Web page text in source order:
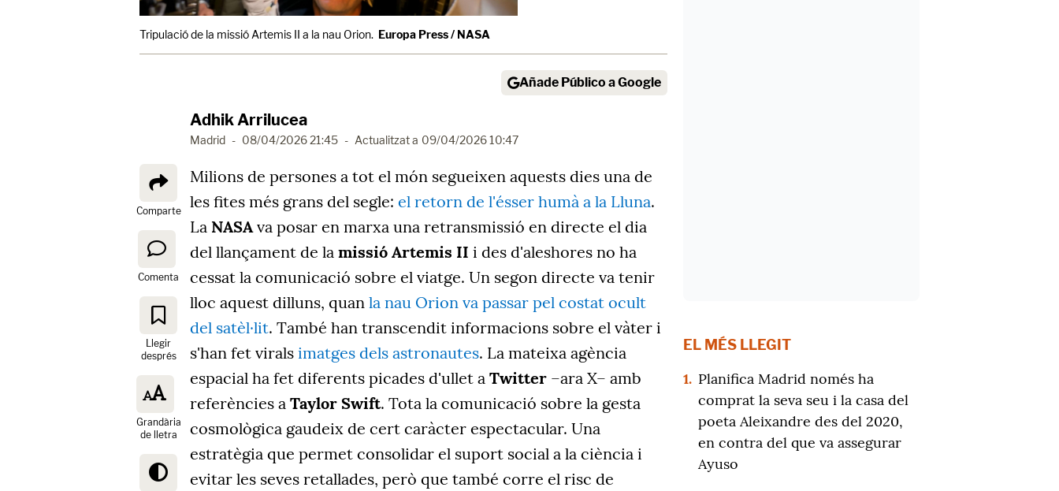
Tripulació de la missió Artemis II a la nau Orion. Europa Press / NASA
Añade Público a Google
Adhik Arrilucea
Madrid - 08/04/2026 21:45 - Actualitzat a 09/04/2026 10:47
Comparte
Comenta
Llegir
després
Grandària
de lletra
Milions de persones a tot el món segueixen aquests dies una de
les fites més grans del segle: el retorn de l'ésser humà a la Lluna.
La NASAva posar en marxa una retransmissió en directe el dia
del llançament de la missió Artemis II i des d'aleshores no ha
cessat la comunicació sobre el viatge. Un segon directe va tenir
lloc aquest dilluns, quan la nau Orion va passar pel costat ocult
del satèl·lit. També han transcendit informacions sobre el vàter i
s'han fet virals imatges dels astronautes. La mateixa agència
espacial ha fet diferents picades d'ullet a Twitter –ara X– amb
referències a Taylor Swift. Tota la comunicació sobre la gesta
cosmològica gaudeix de cert caràcter espectacular. Una
estratègia que permet consolidar el suport social a la ciència i
evitar les seves retallades, però que també corre el risc de
EL MÉS LLEGIT
1. Planifica Madrid només ha
comprat la seva seu i la casa del
poeta Aleixandre des del 2020,
en contra del que va assegurar
Ayuso